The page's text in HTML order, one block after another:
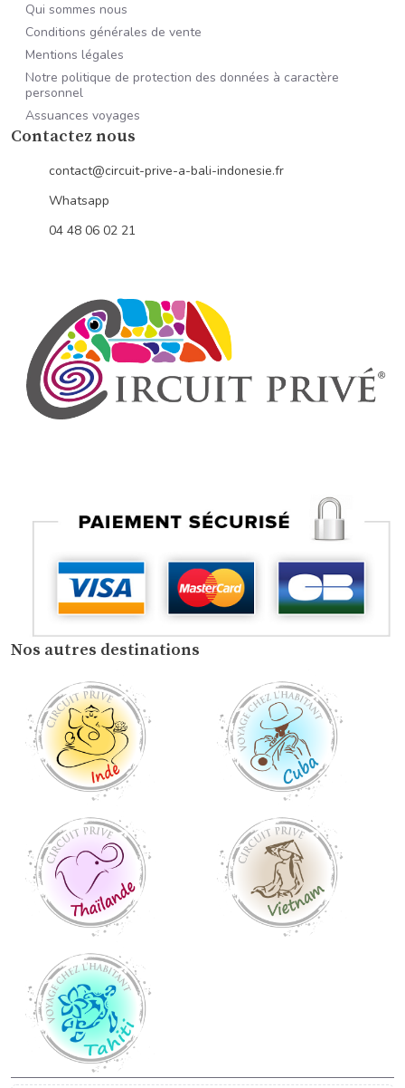
Qui sommes nous
Conditions générales de vente
Mentions légales
Notre politique de protection des données à caractère
personnel
Assuances voyages
Contactez nous
contact@circuit-prive-a-bali-indonesie.fr
Whatsapp
04 48 06 02 21
Nos autres destinations